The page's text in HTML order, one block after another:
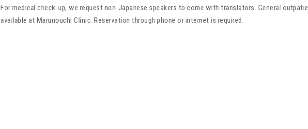
For medical check-up, we request non-Japanese speakers to come with translators. General
available at Marunouchi Clinic. Reservation through phone or internet is required.